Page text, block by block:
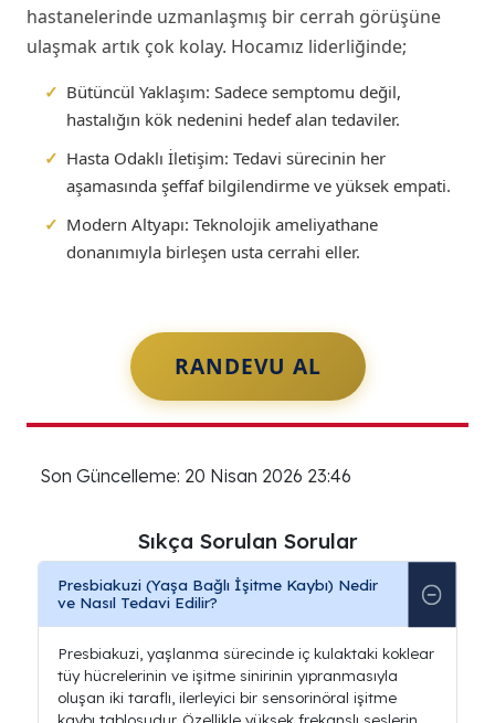
hastanelerinde uzmanlaşmış bir cerrah görüşüne
ulaşmak artık çok kolay. Hocamız liderliğinde;
✓ Bütüncül Yaklaşım: Sadece semptomu değil,
hastalığın kök nedenini hedef alan tedaviler.
✓ Hasta Odaklı İletişim: Tedavi sürecinin her
aşamasında şeffaf bilgilendirme ve yüksek empati.
✓ Modern Altyapı: Teknolojik ameliyathane
donanımıyla birleşen usta cerrahi eller.
RANDEVU AL
Son Güncelleme: 20 Nisan 2026 23:46